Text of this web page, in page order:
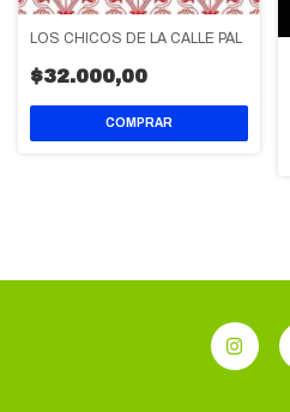
LOS CHICOS DE LA CALLE PÁL
$32.000,00